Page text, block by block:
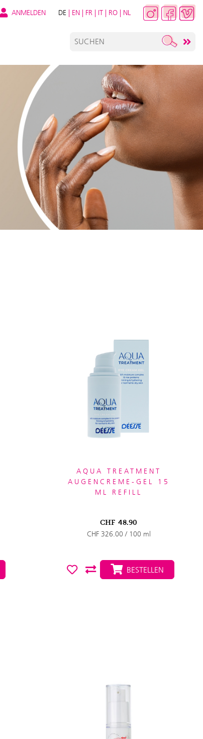
ANMELDEN DE | EN | FR | IT | RO | NL
AQUA TREATMENT
AUGENCREME-GEL 15
ML REFILL
CHF 48.90
CHF 326.00 / 100 ml
BESTELLEN